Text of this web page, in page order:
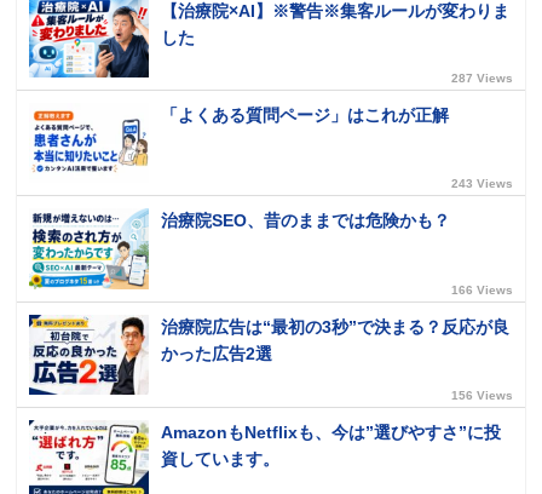
【治療院×AI】※警告※集客ルールが変わりま
した
287 Views
「よくある質問ページ」はこれが正解
243 Views
治療院SEO、昔のままでは危険かも？
166 Views
治療院広告は“最初の3秒”で決まる？反応が良
かった広告2選
156 Views
AmazonもNetflixも、今は”選びやすさ”に投
資しています。